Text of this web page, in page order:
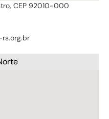
CEP 92010-000